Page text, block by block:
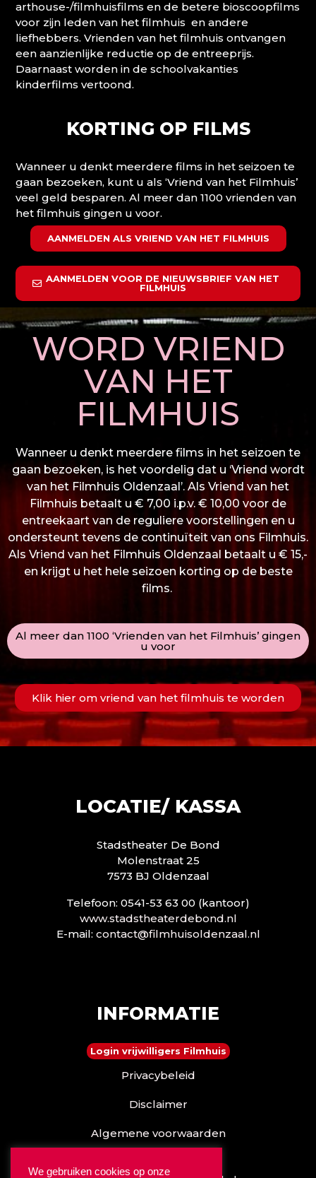
arthouse-/filmhuisfilms en de betere bioscoopfilms
voor zijn leden van het filmhuis en andere
liefhebbers. Vrienden van het filmhuis ontvangen
een aanzienlijke reductie op de entreeprijs.
Daarnaast worden in de schoolvakanties
kinderfilms vertoond.
KORTING OP FILMS
Wanneer u denkt meerdere films in het seizoen te
gaan bezoeken, kunt u als ‘Vriend van het Filmhuis’
veel geld besparen. Al meer dan 1100 vrienden van
het filmhuis gingen u voor.
AANMELDEN ALS VRIEND VAN HET FILMHUIS
AANMELDEN VOOR DE NIEUWSBRIEF VAN HET
FILMHUIS
WORD VRIEND
VAN HET
FILMHUIS
Wanneer u denkt meerdere films in het seizoen te
gaan bezoeken, is het voordelig dat u ‘Vriend wordt
van het Filmhuis Oldenzaal’. Als Vriend van het
Filmhuis betaalt u € 7,00 i.p.v. € 10,00 voor de
entreekaart van de reguliere voorstellingen en u
ondersteunt tevens de continuïteit van ons Filmhuis.
Als Vriend van het Filmhuis Oldenzaal betaalt u € 15,-
en krijgt u het hele seizoen korting op de beste
films.
Al meer dan 1100 ‘Vrienden van het Filmhuis’ gingen
u voor
Klik hier om vriend van het filmhuis te worden
LOCATIE/ KASSA
Stadstheater De Bond
Molenstraat 25
7573 BJ Oldenzaal
Telefoon: 0541-53 63 00 (kantoor)
www.stadstheaterdebond.nl
E-mail: contact@filmhuisoldenzaal.nl
INFORMATIE
Login vrijwilligers Filmhuis
Privacybeleid
Disclaimer
Algemene voorwaarden
We gebruiken cookies op onze